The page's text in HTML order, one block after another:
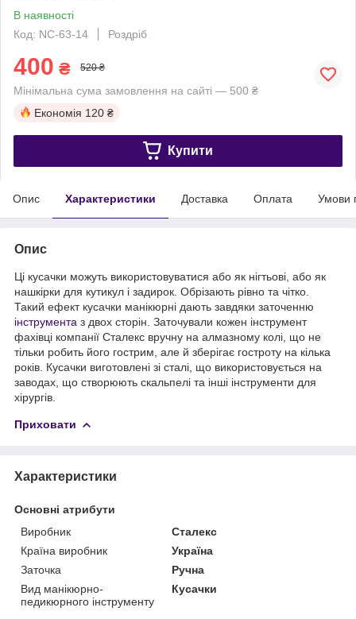
В наявності
Код: NC-63-14
Роздріб
400 ₴ 520 ₴
Мінімальна сума замовлення на сайті — 500 ₴
Економія 120 ₴
Купити
Опис Характеристики Доставка Оплата Умови
Опис
Ці кусачки можуть використовуватися або як нігтьові, або як
нашкірки для кутикул і задирок. Обрізають рівно та чітко.
Такий ефект кусачки манікюрні дають завдяки заточенню
інструмента з двох сторін. Заточували кожен інструмент
фахівці компанії Сталекс вручну на алмазному колі, що не
тільки робить його гострим, але й зберігає гостроту на кілька
років. Кусачки виготовлені зі сталі, що використовується на
заводах, що створюють скальпелі та інші інструменти для
хірургів.
Приховати
Характеристики
Основні атрибути
Виробник
Сталекс
Країна виробник
Україна
Заточка
Ручна
Вид манікюрно-
педикюрного інструменту
Кусачки